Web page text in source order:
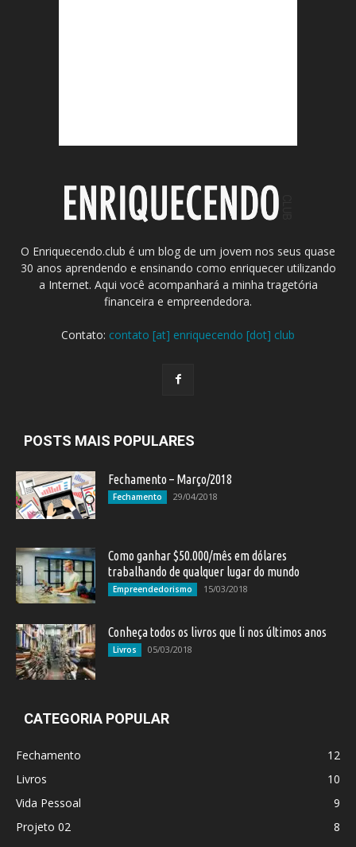
O Enriquecendo.club é um blog de um jovem nos seus quase
30 anos aprendendo e ensinando como enriquecer utilizando
a Internet. Aqui você acompanhará a minha tragetória
financeira e empreendedora.
Contato: contato [at] enriquecendo [dot] club
POSTS MAIS POPULARES
Fechamento – Março/2018
Fechamento 29/04/2018
Como ganhar $50.000/mês em dólares
trabalhando de qualquer lugar do mundo
Empreendedorismo 15/03/2018
Conheça todos os livros que li nos últimos anos
Livros 05/03/2018
CATEGORIA POPULAR
Fechamento
12
Livros
10
Vida Pessoal
9
Projeto 02
8